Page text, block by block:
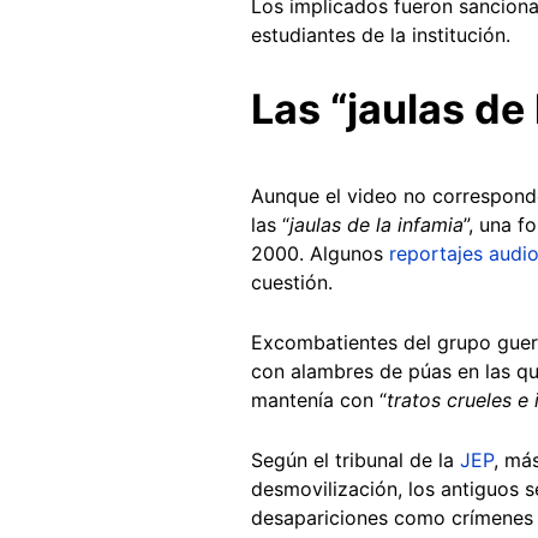
Los implicados fueron
estudiantes de la institución.
Las “jaulas
Aunque el video no
las “jaulas de la infamia”, una
2000. Algunos reportajes
cuestión.
Excombatientes del grupo
con alambres de púas en las
mantenía con “tratos crueles e
Según el tribunal de la JEP,
desmovilización, los antiguos
desapariciones como